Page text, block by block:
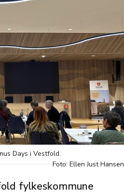
Days i Vestfold.
Foto: Ellen Just Hansen
fylkeskommune